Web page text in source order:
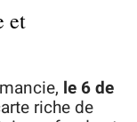
et
le 6 de
riche de